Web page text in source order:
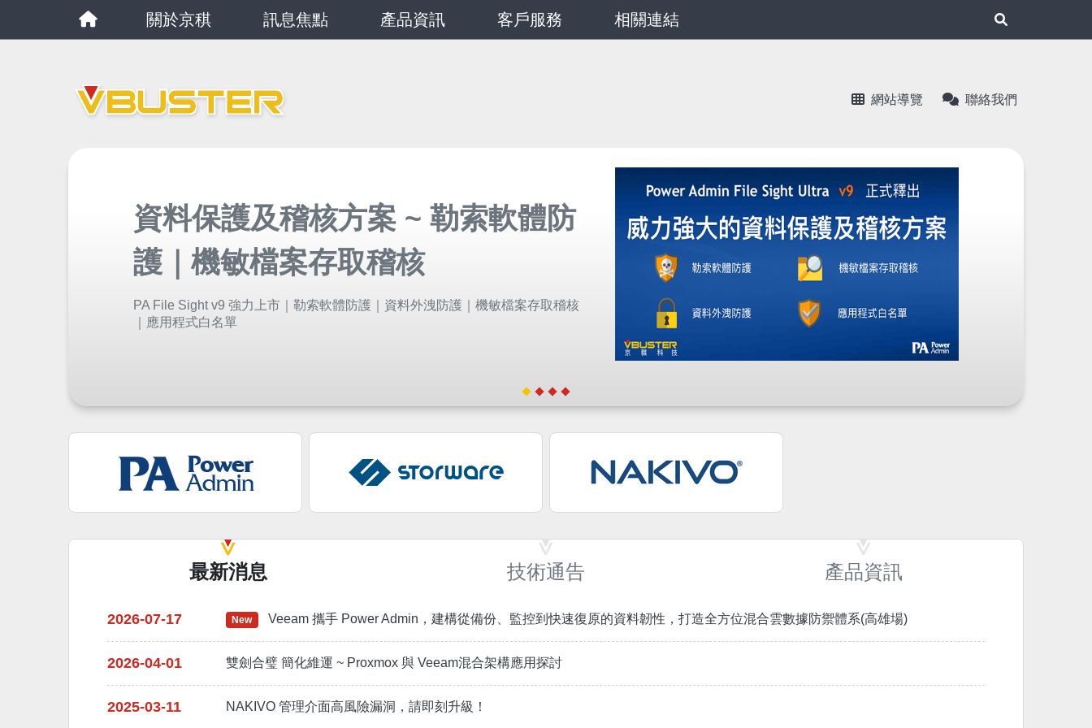
網站導覽 聯絡我們
搜
關於京稘 訊息焦點 產品資訊 客戶服務 相關連結
資料保護及稽核方案 ~ 勒索軟體防
護｜機敏檔案存取稽核
PA File Sight v9 強力上市｜勒索軟體防護｜資料外洩防護｜機敏檔案存取稽核
｜應用程式白名單
最新消息 技術通告 產品資訊
2026-07-17 New Veeam 攜手 Power Admin，建構從備份、監控到快速復原的資料韌性，打造全方位混合雲數據防禦體系(高雄場)
2026-04-01 雙劍合璧 簡化維運 ~ Proxmox 與 Veeam混合架構應用探討
2025-03-11 NAKIVO 管理介面高風險漏洞，請即刻升級！